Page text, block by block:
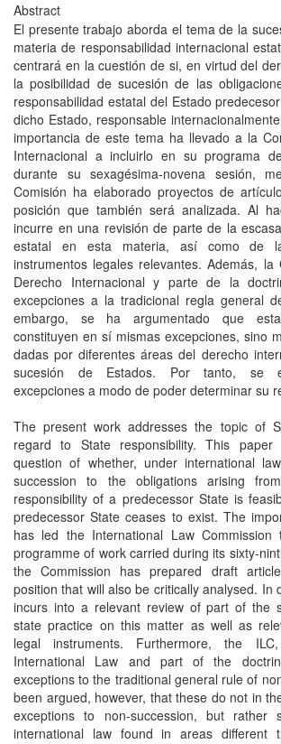
Abstract
El presente trabajo aborda el tema de la
materia de responsabilidad internacional
centrará en la cuestión de si, en virtud del
la posibilidad de sucesión de las
responsabilidad estatal del Estado
dicho Estado, responsable
importancia de este tema ha llevado a la
Internacional a incluirlo en su programa
durante su sexagésima-novena sesión,
Comisión ha elaborado proyectos de
posición que también será analizada. Al
incurre en una revisión de parte de la
estatal en esta materia, así como de
instrumentos legales relevantes. Además,
Derecho Internacional y parte de la
excepciones a la tradicional regla general
embargo, se ha argumentado que
constituyen en sí mismas excepciones, sino
dadas por diferentes áreas del derecho
sucesión de Estados. Por tanto, se
excepciones a modo de poder determinar su
The present work addresses the topic of
regard to State responsibility. This
question of whether, under international
succession to the obligations arising
responsibility of a predecessor State is
predecessor State ceases to exist. The
has led the International Law
programme of work carried during its sixty-
the Commission has prepared draft
position that will also be critically analysed. In
incurs into a relevant review of part of the
state practice on this matter as well as
legal instruments. Furthermore, the
International Law and part of the
exceptions to the traditional general rule of
been argued, however, that these do not in
exceptions to non-succession, but rather
international law found in areas different